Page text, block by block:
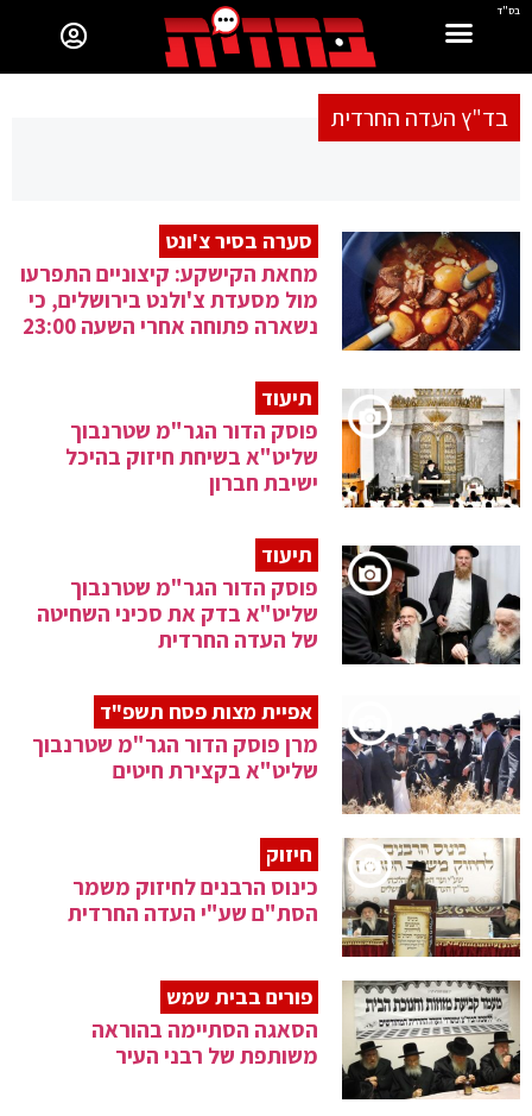
בס"ד
בד"ץ העדה החרדית
סערה בסיר צ'ונט
מחאת הקישקע: קיצוניים התפרעו
מול מסעדת צ'ולנט בירושלים, כי
נשארה פתוחה אחרי השעה 23:00
תיעוד
פוסק הדור הגר"מ שטרנבוך
שליט"א בשיחת חיזוק בהיכל
ישיבת חברון
תיעוד
פוסק הדור הגר"מ שטרנבוך
שליט"א בדק את סכיני השחיטה
של העדה החרדית
אפיית מצות פסח תשפ"ד
מרן פוסק הדור הגר"מ שטרנבוך
שליט"א בקצירת חיטים
חיזוק
כינוס הרבנים לחיזוק משמר
הסת"ם שע"י העדה החרדית
פורים בבית שמש
הסאגה הסתיימה בהוראה
משותפת של רבני העיר